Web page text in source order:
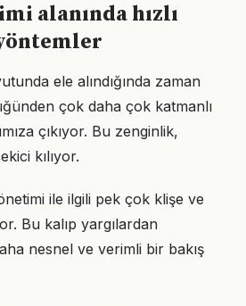
alanında hızlı
ele alındığında zaman
çok daha çok katmanlı
çıkıyor. Bu zenginlik,
kılıyor.
ile ilgili pek çok klişe ve
Bu kalıp yargılardan
nesnel ve verimli bir bakış